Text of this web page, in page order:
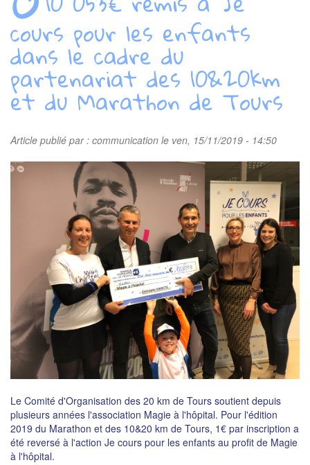
cours pour les enfants
dans le cadre du
partenariat des 10&20km
et du Marathon de Tours
Article publié par : communication le ven, 15/11/2019 - 14:50
Le Comité d'Organisation des 20 km de Tours soutient depuis
plusieurs années l'association Magie à l'hôpital. Pour l'édition
2019 du Marathon et des 10&20 km de Tours, 1€ par inscription a
été reversé à l'action Je cours pour les enfants au profit de Magie
à l'hôpital.